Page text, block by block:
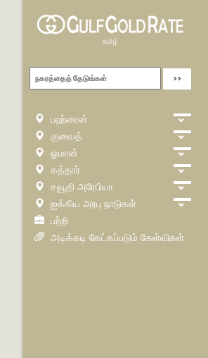
தமிழ்
பஹ்ரைன்
குவைத்
ஓமான்
கத்தார்
சவூதி அரேபியா
ஐக்கிய அரபு நாடுகள்
பற்றி
அடிக்கடி கேட்கப்படும் கேள்விகள்